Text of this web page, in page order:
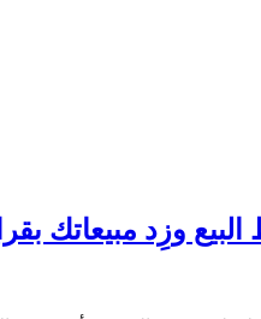
وزِد مبيعاتك